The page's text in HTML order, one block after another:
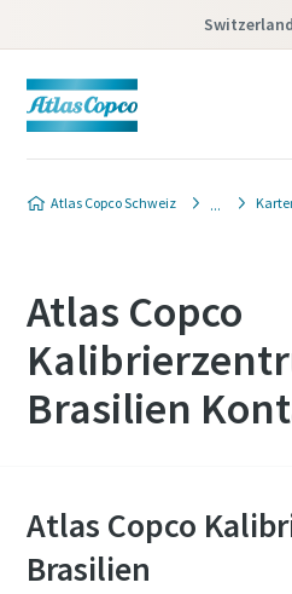
Switzerland
Atlas Copco Schweiz
Atlas Copco
Brasilien
Atlas Copco
Brasilien